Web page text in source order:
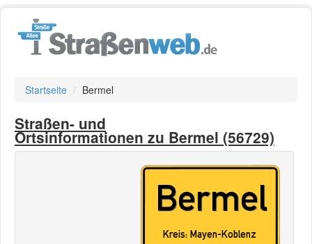
Startseite Bermel
Straßen- und
Ortsinformationen zu Bermel (56729)